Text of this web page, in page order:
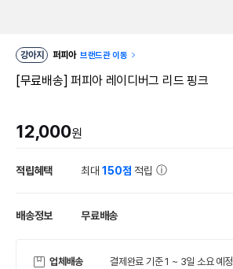
강아지 퍼피아 브랜드관 이동
[무료배송] 퍼피아 레이디버그 리드 핑크
12,000원
적립혜택 최대150점 적립
배송정보 무료배송
업체배송 결제완료 기준 1 ~ 3일 소요 예정